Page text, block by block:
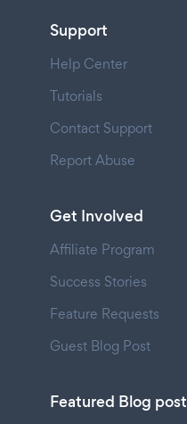
Support
Help Center
Tutorials
Contact Support
Report Abuse
Get Involved
Affiliate Program
Success Stories
Feature Requests
Guest Blog Post
Featured Blog post